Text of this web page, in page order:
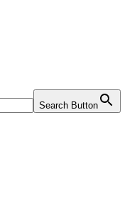
Search Button